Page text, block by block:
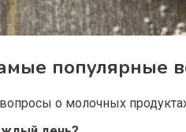
популярные
о молочных